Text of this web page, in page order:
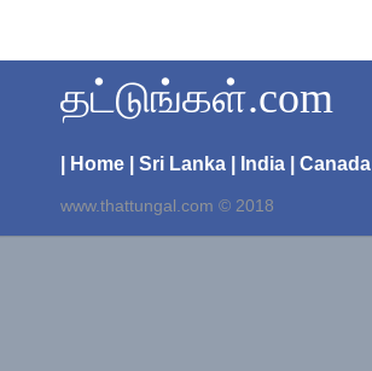
தட்டுங்கள்.com
| Home | Sri Lanka | India | Canada
www.thattungal.com © 2018